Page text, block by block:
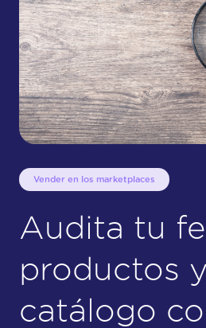
Vender en los marketplaces
Audita tu
productos
catálogo